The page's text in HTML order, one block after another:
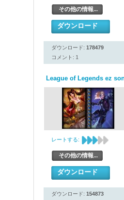
その他の情報...
ダウンロード
ダウンロード: 178479
コメント: 1
League of Legends ez
レートする:
その他の情報...
ダウンロード
ダウンロード: 154873